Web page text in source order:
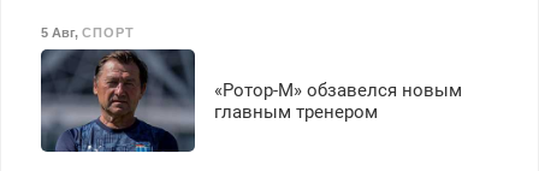
5 Авг, СПОРТ
«Ротор-М» обзавелся новым
главным тренером